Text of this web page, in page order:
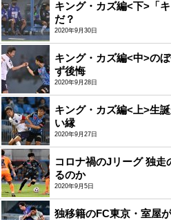
キング・カズ編<下>「
だ？
2020年9月30日
キング・カズ編<中>の
ず後悔
2020年9月28日
キング・カズ編<上>生
い縁
2020年9月27日
コロナ禍のJリーグ 独
るのか
2020年9月5日
独移籍のFC東京・室屋